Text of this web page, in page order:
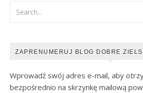
ZAPRENUMERUJ BLOG DOBRE
Wprowadź swój adres e-mail, aby
bezpośrednio na skrzynkę mailową